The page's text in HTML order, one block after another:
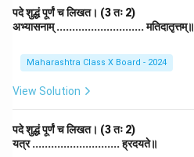
पदे शुद्धं पूर्णं च लिखत। (3 तः 2)
अभ्यासनाम् ............................ मतिदातृत्तम्॥
Maharashtra Class X Board - 2024
View Solution
पदे शुद्धं पूर्णं च लिखत। (3 तः 2)
यत्र ............................ ह्रदयते॥